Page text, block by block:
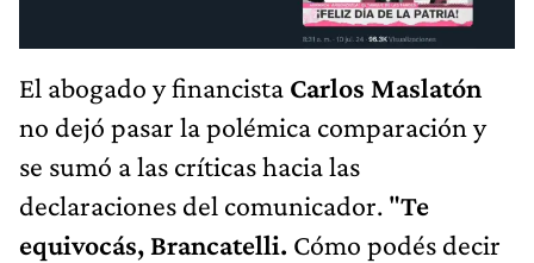
El abogado y financista Carlos Maslatón
no dejó pasar la polémica comparación y
se sumó a las críticas hacia las
declaraciones del comunicador. "Te
equivocás, Brancatelli. Cómo podés decir